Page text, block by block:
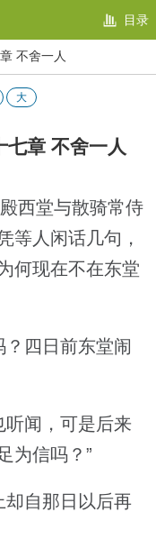
目录
不舍一人
大
七章 不舍一人
西堂与散骑常侍
等人闲话几句，
何现在不在东堂
四日前东堂闹
闻，可是后来
为信吗？”
自那日以后再